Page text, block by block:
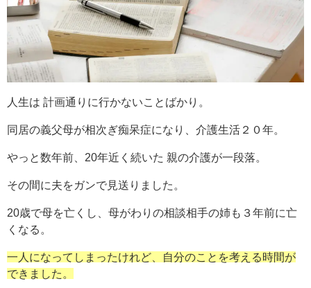
人生は 計画通りに行かないことばかり。
同居の義父母が相次ぎ痴呆症になり、介護生活２０年。
やっと数年前、20年近く続いた 親の介護が一段落。
その間に夫をガンで見送りました。
20歳で母を亡くし、母がわりの相談相手の姉も３年前に亡
くなる。
一人になってしまったけれど、自分のことを考える時間が
できました。